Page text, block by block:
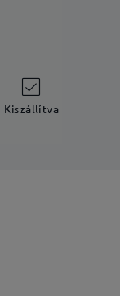
Kiszállítva